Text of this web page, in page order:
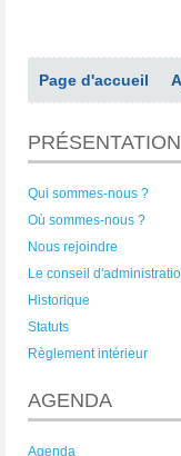
Page d'accueil
PRÉSENTATION
Qui sommes-nous ?
Où sommes-nous ?
Nous rejoindre
Le conseil
Historique
Statuts
Règlement intérieur
AGENDA
Agenda